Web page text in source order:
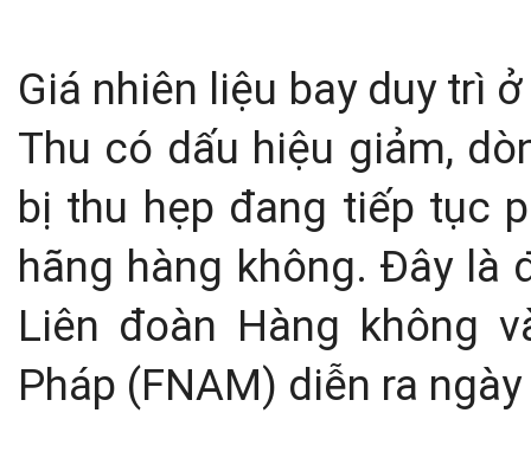
Giá nhiên liệu bay duy trì
Thu có dấu hiệu giảm,
bị thu hẹp đang tiếp tục
hãng hàng không. Đây là
Liên đoàn Hàng không
Pháp (FNAM) diễn ra